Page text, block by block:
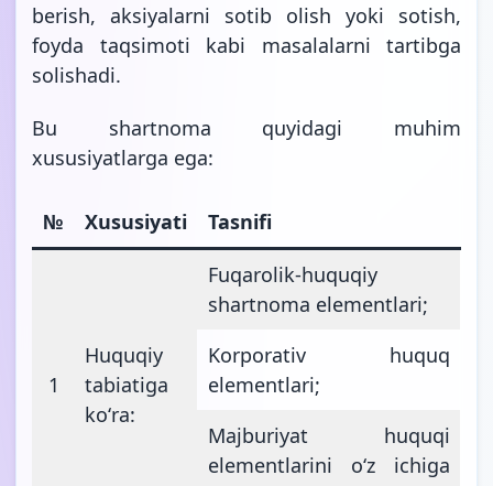
berish, aksiyalarni sotib olish yoki sotish,
foyda taqsimoti kabi masalalarni tartibga
solishadi.
Bu shartnoma quyidagi muhim
xususiyatlarga ega:
№ Xususiyati Tasnifi
1
Huquqiy
tabiatiga
koʻra:
Fuqarolik-huquqiy
shartnoma elementlari;
Korporativ huquq
elementlari;
Majburiyat huquqi
elementlarini oʻz ichiga